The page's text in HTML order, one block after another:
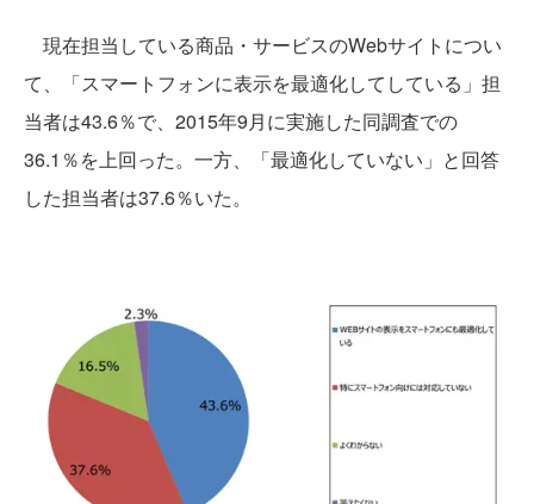
現在担当している商品・サービスのWebサイトについ
て、「スマートフォンに表示を最適化してしている」担
当者は43.6％で、2015年9月に実施した同調査での
36.1％を上回った。一方、「最適化していない」と回答
した担当者は37.6％いた。